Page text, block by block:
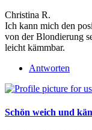
Christina R.
Ich kann mich den
von der Blondierung
leicht kämmbar.
Antworten
Schön weich und